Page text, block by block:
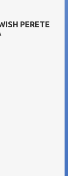
PERETE